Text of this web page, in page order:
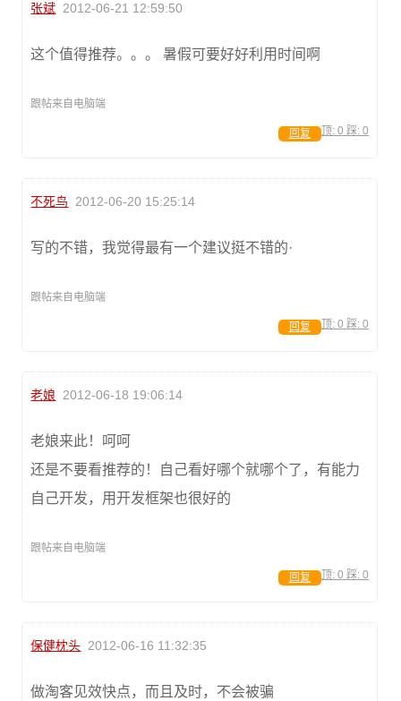
张斌 2012-06-21 12:59:50
这个值得推荐。。。 暑假可要好好利用时间啊
跟帖来自电脑端
顶: 0 踩: 0
回复
不死鸟 2012-06-20 15:25:14
写的不错，我觉得最有一个建议挺不错的·
跟帖来自电脑端
顶: 0 踩: 0
回复
老娘 2012-06-18 19:06:14
老娘来此！呵呵
还是不要看推荐的！自己看好哪个就哪个了，有能力
自己开发，用开发框架也很好的
跟帖来自电脑端
顶: 0 踩: 0
回复
保健枕头 2012-06-16 11:32:35
做淘客见效快点，而且及时，不会被骗